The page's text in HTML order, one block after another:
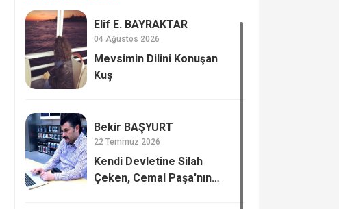
Elif E. BAYRAKTAR
04 Ağustos 2026
Mevsimin Dilini Konuşan
Kuş
Bekir BAŞYURT
22 Temmuz 2026
Kendi Devletine Silah
Çeken, Cemal Paşa'nın